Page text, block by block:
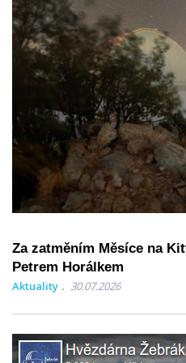
Za zatměním Měsíce na
Petrem Horálkem
Aktuality 30.07.2026